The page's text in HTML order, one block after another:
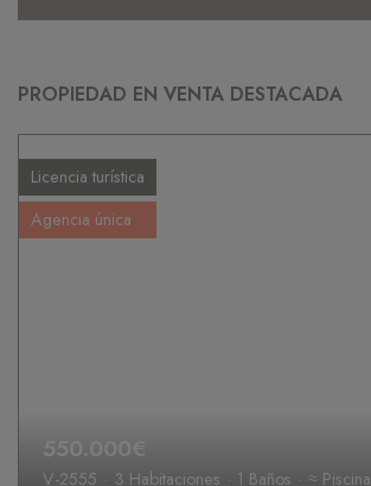
PROPIEDAD EN VENTA DESTACADA
Licencia turística
Agencia única
550.000€
V-2555 3 Habitaciones 1 Baños ≈ Piscina